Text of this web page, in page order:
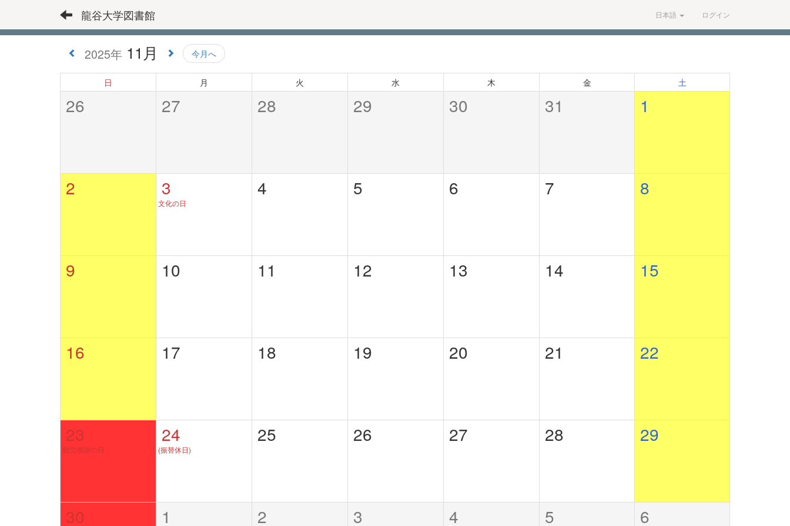
龍谷大学図書館 日本語 ログイン
2025年 11月 今月へ
日 月 火 水 木 金 土
26 27 28 29 30 31 1
2 3
文化の日
4 5 6 7 8
9 10 11 12 13 14 15
16 17 18 19 20 21 22
23
勤労感謝の日
24
(振替休日)
25 26 27 28 29
30 1 2 3 4 5 6